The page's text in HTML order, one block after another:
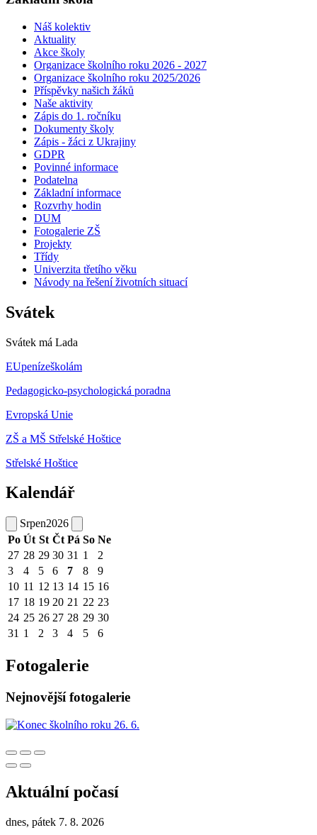
Náš kolektiv
Aktuality
Akce školy
Organizace školního roku 2026 - 2027
Organizace školního roku 2025/2026
Příspěvky našich žáků
Naše aktivity
Zápis do 1. ročníku
Dokumenty školy
Zápis - žáci z Ukrajiny
GDPR
Povinné informace
Podatelna
Základní informace
Rozvrhy hodin
DUM
Fotogalerie ZŠ
Projekty
Třídy
Univerzita třetího věku
Návody na řešení životních situací
Svátek
Svátek má Lada
EUpenízeškolám
Pedagogicko-psychologická poradna
Evropská Unie
ZŠ a MŠ Střelské Hoštice
Střelské Hoštice
Kalendář
Srpen2026
Po Út St Čt Pá So Ne
27 28 29 30 31 1
2
3
4 5 6 7 8
9
10 11 12 13 14 15 16
17 18 19 20 21 22 23
24 25 26 27 28 29 30
31 1 2 3 4 5 6
Fotogalerie
Nejnovější fotogalerie
Aktuální počasí
dnes, pátek 7. 8. 2026